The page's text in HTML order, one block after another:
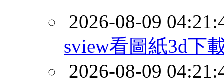
2026-08-09
sview看圖紙3d下
2026-08-09